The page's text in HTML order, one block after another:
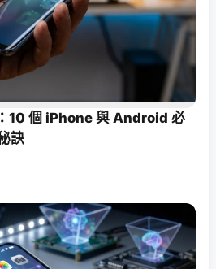
10 個 iPhone 與 Android 必
訣